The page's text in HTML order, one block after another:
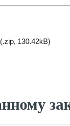
(.zip, 130.42kB)